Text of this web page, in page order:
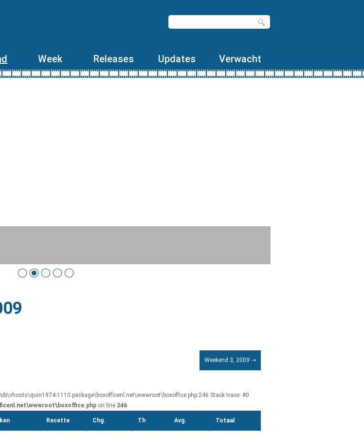
Week Releases Updates Verwacht
Weekend 3, 2009 ⇢
1110.package\boxofficenl.net\wwwroot\boxoffice.php:246 Stack trace: #0
on line 246
Recette Chg. Th Avg. Totaal